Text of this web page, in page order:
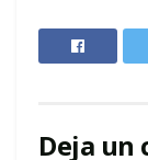
Deja un